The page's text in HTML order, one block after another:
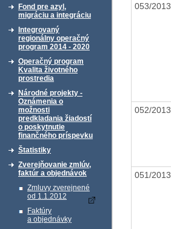
Fond pre azyl,
migráciu a integráciu
Integrovaný
regionálny operačný
program 2014 - 2020
Operačný program
Kvalita životného
prostredia
Národné projekty -
Oznámenia o
možnosti
predkladania žiadostí
o poskytnutie
finančného príspevku
Štatistiky
Zverejňovanie zmlúv,
faktúr a objednávok
Zmluvy zverejnené
od 1.1.2012
Faktúry
a objednávky
053/2013
052/2013
051/2013